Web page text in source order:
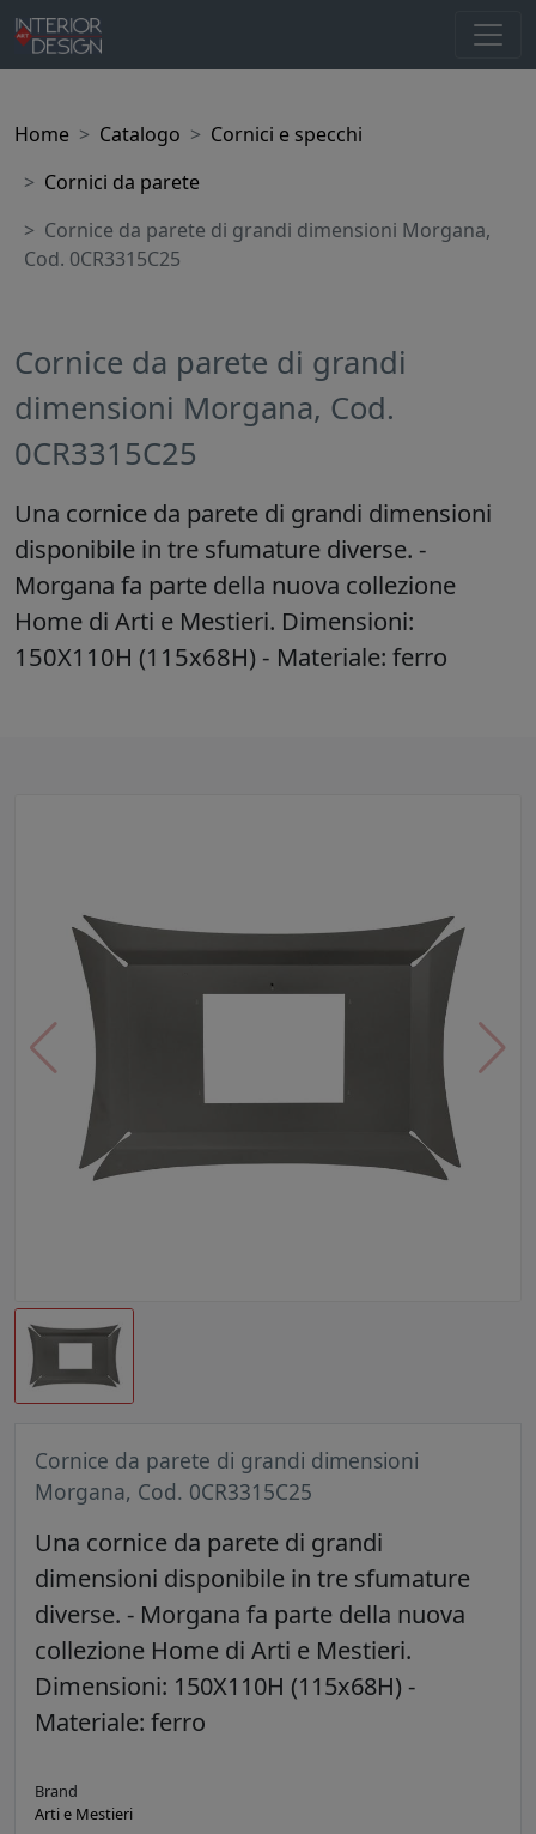
Home Catalogo
Cornici e specchi
Cornici da parete
Cornice da parete di grandi dimensioni Morgana,
Cod. 0CR3315C25
Cornice da parete di grandi
dimensioni Morgana, Cod.
0CR3315C25
Una cornice da parete di grandi dimensioni
disponibile in tre sfumature diverse. -
Morgana fa parte della nuova collezione
Home di Arti e Mestieri. Dimensioni:
150X110H (115x68H) - Materiale: ferro
Cornice da parete di grandi dimensioni
Morgana, Cod. 0CR3315C25
Una cornice da parete di grandi
dimensioni disponibile in tre sfumature
diverse. - Morgana fa parte della nuova
collezione Home di Arti e Mestieri.
Dimensioni: 150X110H (115x68H) -
Materiale: ferro
Brand
Arti e Mestieri